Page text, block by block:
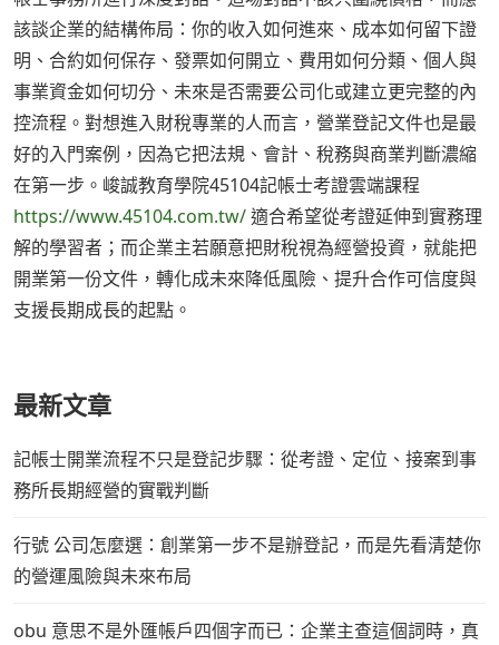
該談企業的結構佈局：你的收入如何進來、成本如何留下證
明、合約如何保存、發票如何開立、費用如何分類、個人與
事業資金如何切分、未來是否需要公司化或建立更完整的內
控流程。對想進入財稅專業的人而言，營業登記文件也是最
好的入門案例，因為它把法規、會計、稅務與商業判斷濃縮
在第一步。峻誠教育學院45104記帳士考證雲端課程
https://www.45104.com.tw/適合希望從考證延伸到實務理
解的學習者；而企業主若願意把財稅視為經營投資，就能把
開業第一份文件，轉化成未來降低風險、提升合作可信度與
支援長期成長的起點。
最新文章
記帳士開業流程不只是登記步驟：從考證、定位、接案到事
務所長期經營的實戰判斷
行號 公司怎麼選：創業第一步不是辦登記，而是先看清楚你
的營運風險與未來布局
obu 意思不是外匯帳戶四個字而已：企業主查這個詞時，真